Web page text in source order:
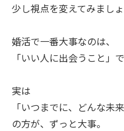
少し視点を変えてみましょ
婚活で一番大事なのは、
「いい人に出会うこと」
実は
「いつまでに、どんな未
の方が、ずっと大事。